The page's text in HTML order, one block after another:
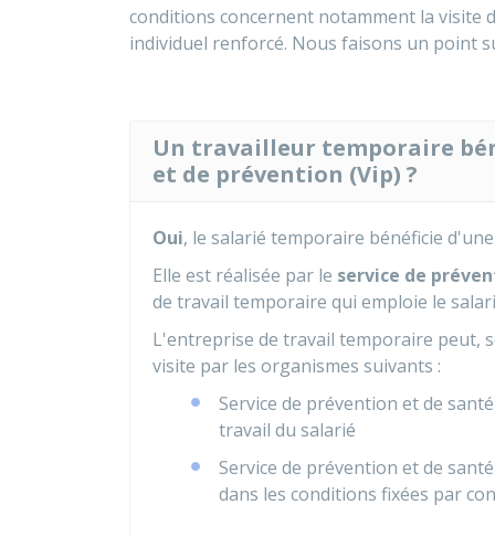
conditions concernent notamment la visite
individuel renforcé. Nous faisons un point
Un travailleur temporaire
et de prévention (Vip) ?
Oui, le salarié temporaire bénéficie d'une
Elle est réalisée par le service de
de travail temporaire qui emploie le
L'entreprise de travail temporaire peut,
visite par les organismes suivants :
Service de prévention et de
travail du salarié
Service de prévention et de
dans les conditions fixées par